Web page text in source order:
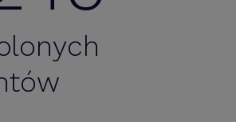
go jako narzędzie dla
i sprawdza się. Często są